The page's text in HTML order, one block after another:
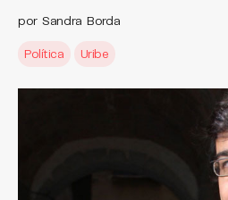
por Sandra Borda
Política Uribe